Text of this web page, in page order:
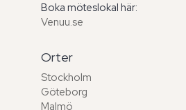
Boka möteslokal här:
Venuu.se
Orter
Stockholm
Göteborg
Malmö